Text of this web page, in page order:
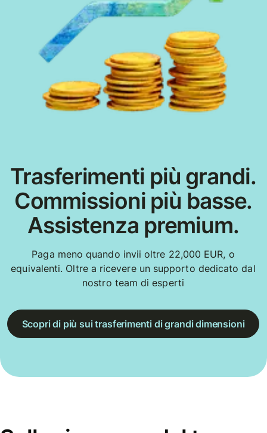
Trasferimenti più grandi.
Commissioni più basse.
Assistenza premium.
Paga meno quando invii oltre 22,000 EUR, o
equivalenti. Oltre a ricevere un supporto dedicato dal
nostro team di esperti
Scopri di più sui trasferimenti di grandi dimensioni